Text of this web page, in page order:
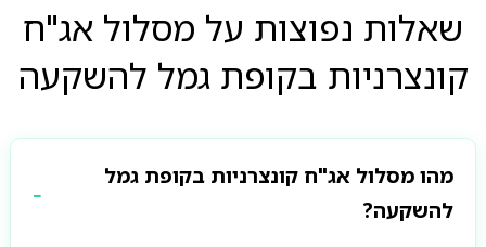
שאלות נפוצות על מסלול אג"ח
קונצרניות בקופת גמל להשקעה
מהו מסלול אג"ח קונצרניות בקופת גמל
להשקעה?